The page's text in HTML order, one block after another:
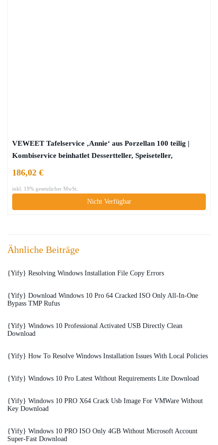
VEWEET Tafelservice ‚Annie‘ aus Porzellan 100 teilig |
Kombiservice beinhatlet Dessertteller, Speiseteller,
Eierbecher, Milch- und Zuckerset
186,02 €
inkl. 19% gesetzlicher MwSt.
Nicht Verfügbar
Ähnliche Beiträge
{Yify} Resolving Windows Installation File Copy Errors
{Yify} Download Windows 10 Pro 64 Cracked ISO Only All-In-One
Bypass TMP Rufus
{Yify} Windows 10 Professional Activated USB Directly Clean
Download
{Yify} How To Resolve Windows Installation Issues With Local Policies
{Yify} Windows 10 Pro Latest Without Requirements Lite Download
{Yify} Windows 10 PRO X64 Crack Usb Image For VMWare Without
Key Download
{Yify} Windows 10 PRO ISO Only 4GB Without Microsoft Account
Super-Fast Download